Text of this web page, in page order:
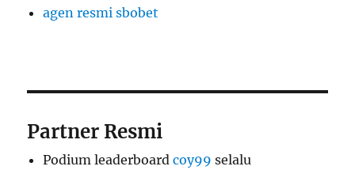
agen resmi sbobet
Partner Resmi
Podium leaderboardcoy99 selalu